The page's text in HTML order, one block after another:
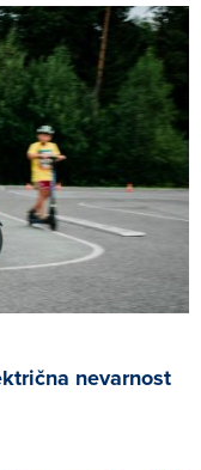
nevarnost